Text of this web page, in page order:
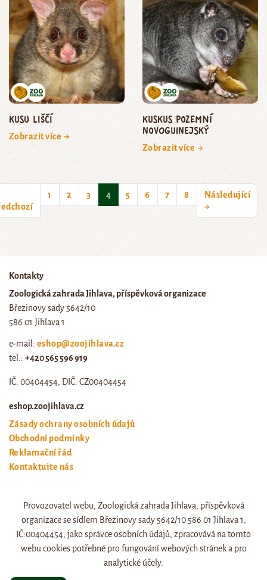
kusu liščí
Zobrazit více →
kuskus pozemní
novoguinejský
Zobrazit více →
1 2 3 4 (current)
5 6 7 8
Následující
→
Kontakty
Zoologická zahrada Jihlava, příspěvková organizace
Březinovy sady 5642/10
586 01 Jihlava 1
e-mail: eshop@zoojihlava.cz
tel.: +420 565 596 919
IČ: 00404454, DIČ: CZ00404454
eshop.zoojihlava.cz
Zásady ochrany osobních údajů
Obchodní podmínky
Reklamační řád
Kontaktujte nás
Web zoo jihlava
Otevírací doba a ceník
© eshop.zoojihlava.cz, vytvořil
Provozovatel webu, Zoologická zahrada Jihlava, příspěvková
organizace se sídlem Březinovy sady 5642/10 586 01 Jihlava 1,
IČ:00404454, jako správce osobních údajů, zpracovává na tomto
webu cookies potřebné pro fungování webových stránek a pro
analytické účely.